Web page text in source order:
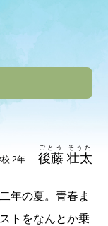
2年 後藤 壮太
ごとう そうた
年の夏。青春ま
トをなんとか乗